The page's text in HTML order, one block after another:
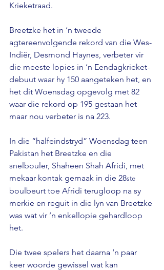
Krieketraad.
Breetzke het in ‘n tweede
agtereenvolgende rekord van die Wes-
Indiër, Desmond Haynes, verbeter vir
die meeste lopies in ‘n Eendagkrieket-
debuut waar hy 150 aangeteken het, en
het dit Woensdag opgevolg met 82
waar die rekord op 195 gestaan het
maar nou verbeter is na 223.
In die “halfeindstryd” Woensdag teen
Pakistan het Breetzke en die
snelbouler, Shaheen Shah Afridi, met
mekaar kontak gemaak in die 28ste
boulbeurt toe Afridi terugloop na sy
merkie en reguit in die lyn van Breetzke
was wat vir ’n enkellopie gehardloop
het.
Die twee spelers het daarna ‘n paar
keer woorde gewissel wat kan